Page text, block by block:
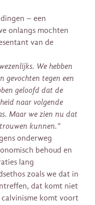
– een
onlangs mochten
van de
We hebben
gevochten tegen een
geloofd dat de
naar volgende
Maar we zien nu dat
kunnen.”
onderweg
behoud en
lang
zoals we dat in
dat komt niet
calvinisme komt voort